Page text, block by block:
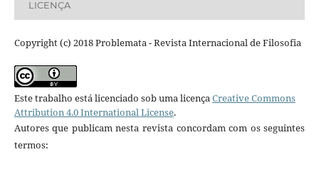
LICENÇA
Copyright (c) 2018 Problemata - Revista Internacional de Filosofia
Este trabalho está licenciado sob uma licençaCreative Commons
Attribution 4.0 International License.
Autores que publicam nesta revista concordam com os seguintes
termos: